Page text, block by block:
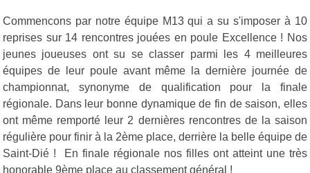
Commencons par notre équipe M13 qui a su s'imposer à 10
reprises sur 14 rencontres jouées en poule Excellence ! Nos
jeunes joueuses ont su se classer parmi les 4 meilleures
équipes de leur poule avant même la dernière journée de
championnat, synonyme de qualification pour la finale
régionale. Dans leur bonne dynamique de fin de saison, elles
ont même remporté leur 2 dernières rencontres de la saison
régulière pour finir à la 2ème place, derrière la belle équipe de
Saint-Dié ! En finale régionale nos filles ont atteint une très
honorable 9ème place au classement général !